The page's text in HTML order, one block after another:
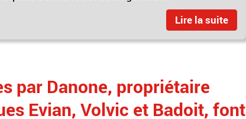
Lire la suite
par Danone, propriétaire
Evian, Volvic et Badoit, font